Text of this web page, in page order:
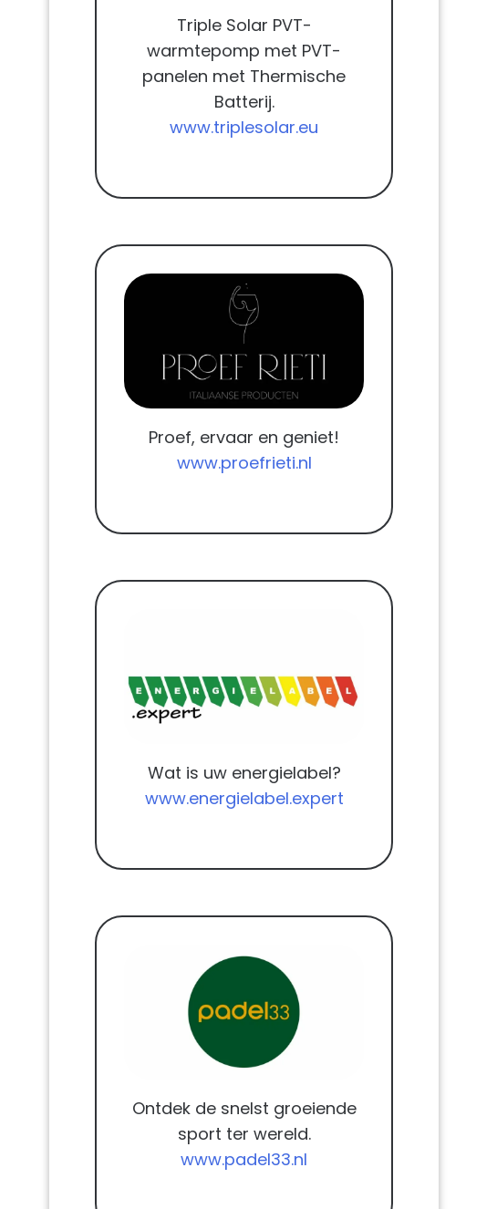
Triple Solar PVT-
warmtepomp met PVT-
panelen met Thermische
Batterij.
www.triplesolar.eu
Proef, ervaar en geniet!
www.proefrieti.nl
Wat is uw energielabel?
www.energielabel.expert
Ontdek de snelst groeiende
sport ter wereld.
www.padel33.nl